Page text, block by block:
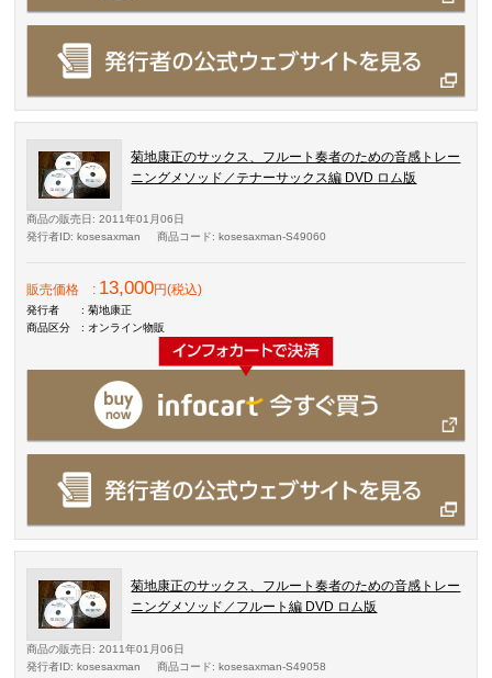
菊地康正のサックス、フルート奏者のための音感トレー
ニングメソッド／テナーサックス編 DVD ロム版
商品の販売日 : 2011年01月06日
発行者ID: kosesaxman 商品コード: kosesaxman-S49060
販売価格 : 13,000円(税込)
発行者
: 菊地康正
商品区分
: オンライン物販
菊地康正のサックス、フルート奏者のための音感トレー
ニングメソッド／フルート編 DVD ロム版
商品の販売日 : 2011年01月06日
発行者ID: kosesaxman 商品コード: kosesaxman-S49058